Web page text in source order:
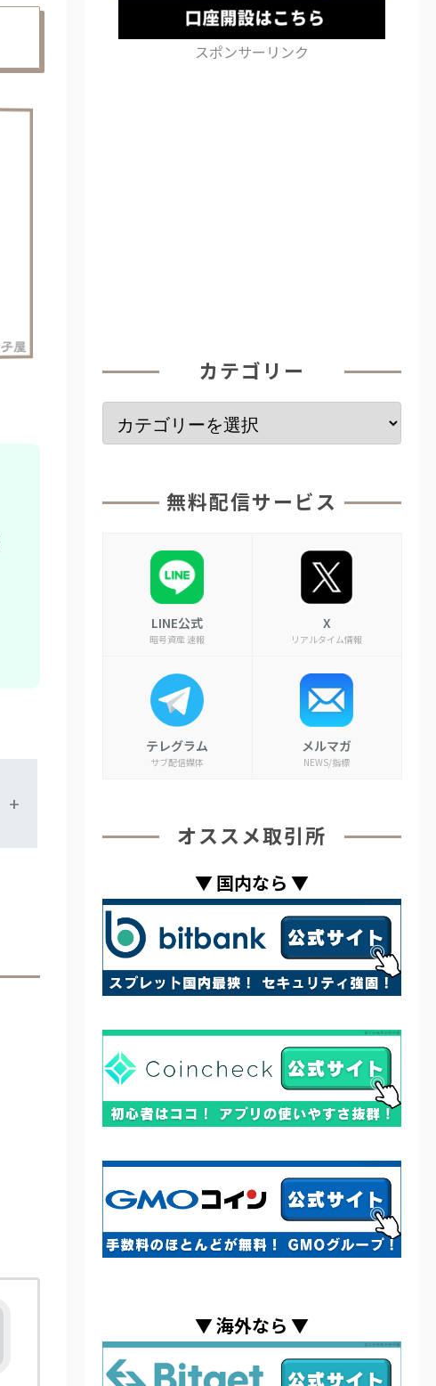
スポンサーリンク
カテゴリー
無料配信サービス
LINE公式
暗号資産 速報
X
リアルタイム情報
テレグラム
サブ配信媒体
メルマガ
NEWS/指標
オススメ取引所
▼国内なら ▼
▼海外なら ▼